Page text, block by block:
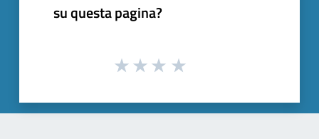
su questa pagina?